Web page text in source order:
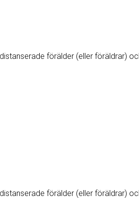
förälder (eller föräldrar)
förälder (eller föräldrar)